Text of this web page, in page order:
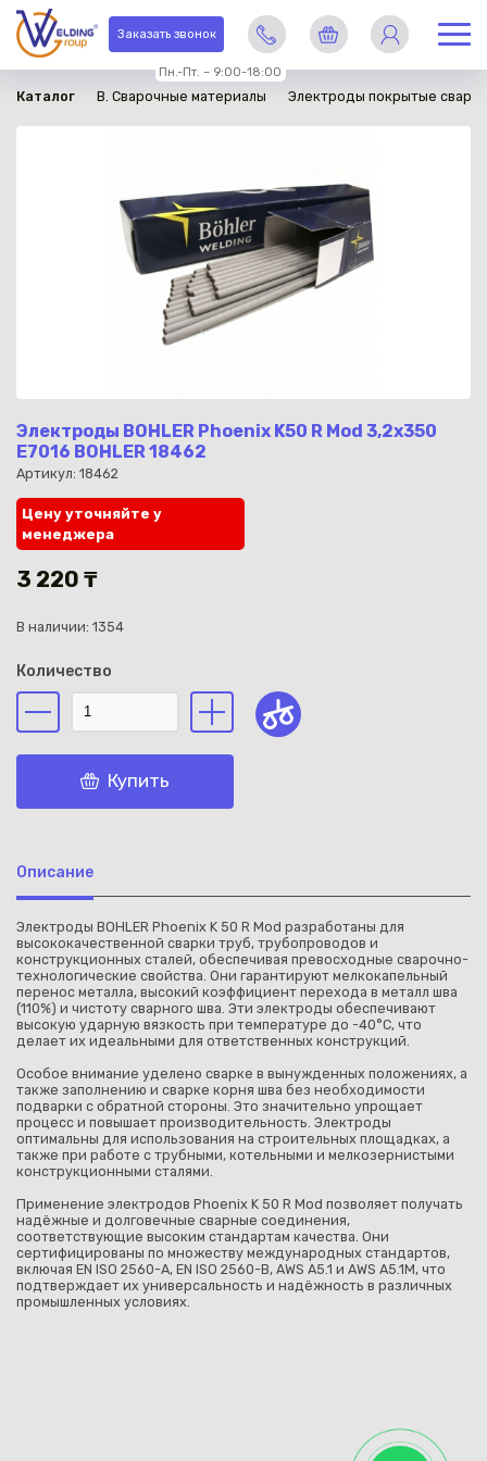
Заказать звонок
Пн.-Пт. – 9:00-18:00
Каталог B. Сварочные материалы Электроды покрытые
Электроды BOHLER Phoenix K50 R Mod 3,2x350
E7016 BOHLER 18462
Артикул: 18462
в наличии
Цену уточняйте у
менеджера
3 220 ₸
В наличии: 1354
Количество
Купить
Описание
Электроды BOHLER Phoenix K 50 R Mod разработаны для
высококачественной сварки труб, трубопроводов и
конструкционных сталей, обеспечивая превосходные сварочно-
технологические свойства. Они гарантируют мелкокапельный
перенос металла, высокий коэффициент перехода в металл шва
(110%) и чистоту сварного шва. Эти электроды обеспечивают
высокую ударную вязкость при температуре до -40°C, что
делает их идеальными для ответственных конструкций.
Особое внимание уделено сварке в вынужденных положениях, а
также заполнению и сварке корня шва без необходимости
подварки с обратной стороны. Это значительно упрощает
процесс и повышает производительность. Электроды
оптимальны для использования на строительных площадках, а
также при работе с трубными, котельными и мелкозернистыми
конструкционными сталями.
Применение электродов Phoenix K 50 R Mod позволяет получать
надёжные и долговечные сварные соединения,
соответствующие высоким стандартам качества. Они
сертифицированы по множеству международных стандартов,
включая EN ISO 2560-A, EN ISO 2560-B, AWS A5.1 и AWS A5.1M, что
подтверждает их универсальность и надёжность в различных
промышленных условиях.